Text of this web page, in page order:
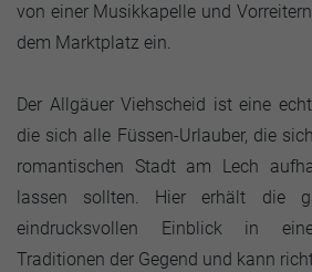
von einer Musikkapelle und
dem Marktplatz ein.
Der Allgäuer Viehscheid ist eine
die sich alle Füssen-Urlauber, die
romantischen Stadt am Lech
lassen sollten. Hier erhält die
eindrucksvollen Einblick in
Traditionen der Gegend und kann